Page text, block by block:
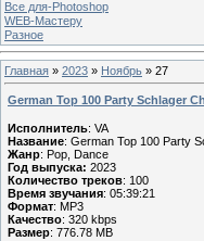
Все для-Photoshop
WEB-Мастеру
Разное
Главная » 2023 » Ноябрь » 27
German Top 100 Party Schlager
Исполнитель: VA
Название: German Top 100 Party
Жанр: Pop, Dance
Год выпуска: 2023
Количество треков: 100
Время звучания: 05:39:21
Формат: MP3
Качество: 320 kbps
Размер: 776.78 MB